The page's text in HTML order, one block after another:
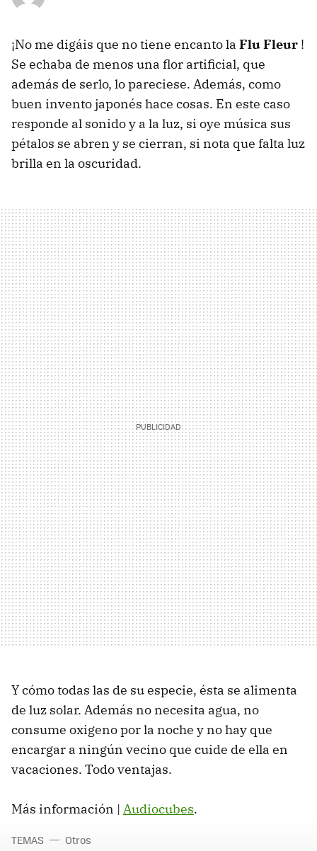
¡No me digáis que no tiene encanto la Flu Fleur !
Se echaba de menos una flor artificial, que
además de serlo, lo pareciese. Además, como
buen invento japonés hace cosas. En este caso
responde al sonido y a la luz, si oye música sus
pétalos se abren y se cierran, si nota que falta luz
brilla en la oscuridad.
Y cómo todas las de su especie, ésta se alimenta
de luz solar. Además no necesita agua, no
consume oxigeno por la noche y no hay que
encargar a ningún vecino que cuide de ella en
vacaciones. Todo ventajas.
Más información | Audiocubes.
TEMAS Otros